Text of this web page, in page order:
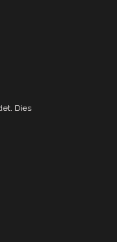
Dies